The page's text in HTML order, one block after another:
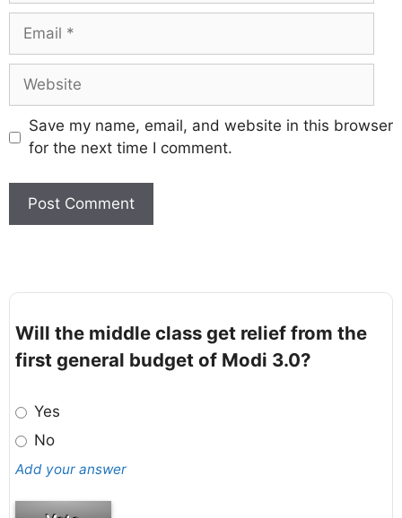
Save my name, email, and website in this browser
for the next time I comment.
Will the middle class get relief from the
first general budget of Modi 3.0?
Yes
No
Add your answer